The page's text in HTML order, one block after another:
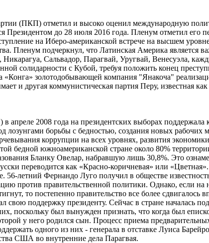
(ПКП) отметил и высоко оценил международную
Президентом до 28 июля 2016 года. Пленум отметил
на Иберо-американской встрече на высшем
Пленум подчеркнул, что Латинская Америка является
Сальвадор, Парагвай, Уругвай, Венесуэла,
солидарности с Кубой, требуя положить конец
«Конга» золотодобывающей компания "Янакоча"
и другая коммунистическая партия Перу, известная
апреле 2008 года на президентских выборах
борьбы с бедностью, создания новых рабочих
коррупции на всех уровнях, развития
бедной южноамериканской стране около 80%
Бланку Овелар, набравшую лишь 30,8%. Это
переводится как «Красно-коричневая» или
летний Фернандо Луго получил в обществе
против правительственной политики. Однако, если на
то постепенно правительство все более
поддержку президенту. Сейчас в стране началась
поскольку был вынужден признать, что когда был
у него родился сын. Процесс приема
одного из них - генерала в отставке Луиса
США во внутренние дела Парагвая.